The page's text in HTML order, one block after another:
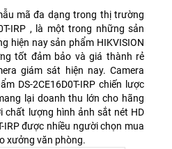
mã đa dạng trong thị trường
IRP , là một trong những sản
hiện nay sản phẩm HIKVISION
tốt đảm bảo và giá thành rẻ
giám sát hiện nay. Camera
DS-2CE16D0T-IRP chiến lược
lại doanh thu lớn cho hãng
chất lượng hình ảnh sắt nét HD
IRP được nhiều người chọn mua
xưởng văn phòng.